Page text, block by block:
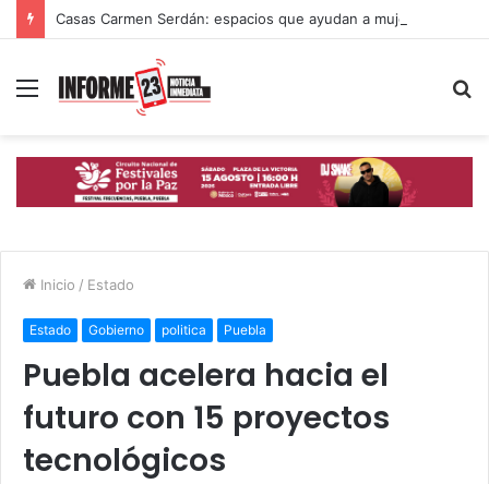
Menú
Inicio / Estado
Estado Gobierno politica Puebla
Puebla acelera hacia el
futuro con 15 proyectos
tecnológicos